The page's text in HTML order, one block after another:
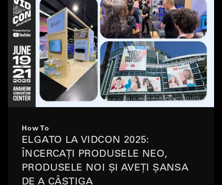
How To
ELGATO LA VIDCON 2025:
ÎNCERCAȚI PRODUSELE NEO,
PRODUSELE NOI ȘI AVEȚI ȘANSA
DE A CÂȘTIGA